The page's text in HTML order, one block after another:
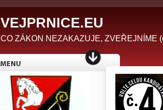
VEJPRNICE.EU
CO ZÁKON NEZAKAZUJE, ZVEŘEJNÍME